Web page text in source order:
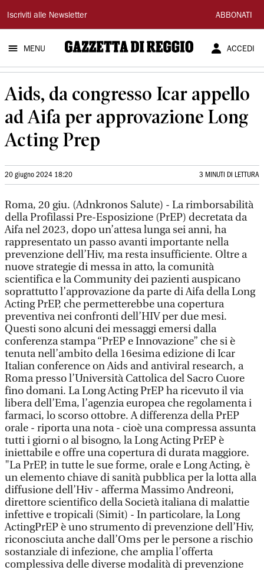
Gazzetta
di
Reggio
Iscriviti alle Newsletter ABBONATI
MENU ACCEDI
Aids, da congresso Icar appello
ad Aifa per approvazione Long
Acting Prep
20 giugno 2024 18:20 3 MINUTI DI LETTURA
Roma, 20 giu. (Adnkronos Salute) - La rimborsabilità
della Profilassi Pre-Esposizione (PrEP) decretata da
Aifa nel 2023, dopo un’attesa lunga sei anni, ha
rappresentato un passo avanti importante nella
prevenzione dell’Hiv, ma resta insufficiente. Oltre a
nuove strategie di messa in atto, la comunità
scientifica e la Community dei pazienti auspicano
soprattutto l’approvazione da parte di Aifa della Long
Acting PrEP, che permetterebbe una copertura
preventiva nei confronti dell’HIV per due mesi.
Questi sono alcuni dei messaggi emersi dalla
conferenza stampa “PrEP e Innovazione” che si è
tenuta nell’ambito della 16esima edizione di Icar
Italian conference on Aids and antiviral research, a
Roma presso l’Università Cattolica del Sacro Cuore
fino domani. La Long Acting PrEP ha ricevuto il via
libera dell’Ema, l’agenzia europea che regolamenta i
farmaci, lo scorso ottobre. A differenza della PrEP
orale - riporta una nota - cioè una compressa assunta
tutti i giorni o al bisogno, la Long Acting PrEP è
iniettabile e offre una copertura di durata maggiore.
"La PrEP, in tutte le sue forme, orale e Long Acting, è
un elemento chiave di sanità pubblica per la lotta alla
diffusione dell’Hiv - afferma Massimo Andreoni,
direttore scientifico della Società italiana di malattie
infettive e tropicali (Simit) - In particolare, la Long
ActingPrEP è uno strumento di prevenzione dell’Hiv,
riconosciuta anche dall’Oms per le persone a rischio
sostanziale di infezione, che amplia l’offerta
complessiva delle diverse modalità di prevenzione